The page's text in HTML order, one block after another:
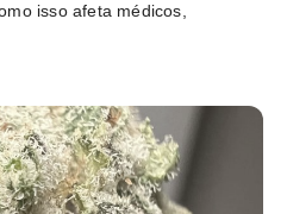
isso afeta médicos,